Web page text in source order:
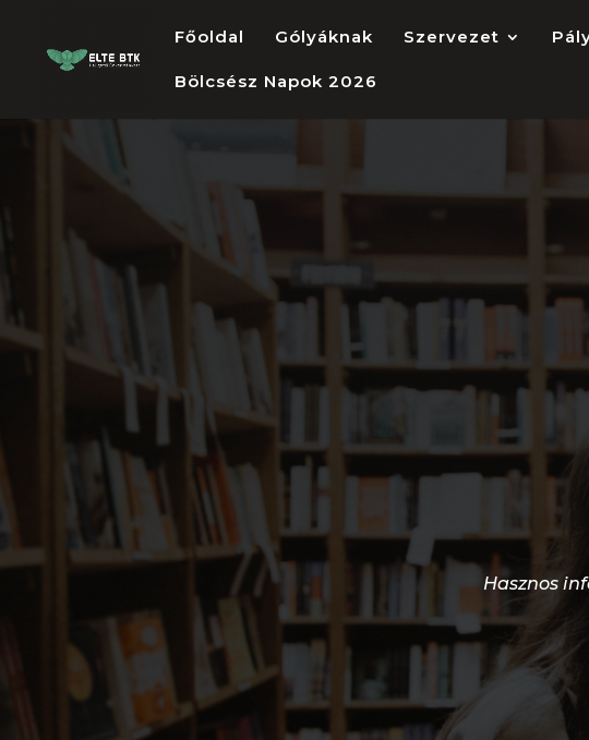
Főoldal Gólyáknak Szervezet
Bölcsész Napok 2026
Hasznos